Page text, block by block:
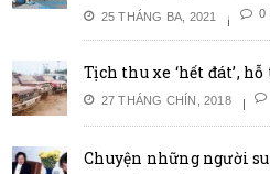
25 THÁNG BA, 2021 0
Tịch thu xe ‘hết đát’,
27 THÁNG CHÍN, 2018
Chuyện những người